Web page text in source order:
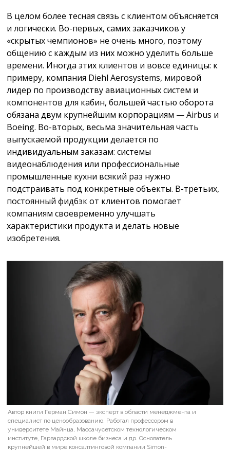
В целом более тесная связь с клиентом объясняется
и логически. Во-первых, самих заказчиков у
«скрытых чемпионов» не очень много, поэтому
общению с каждым из них можно уделить больше
времени. Иногда этих клиентов и вовсе единицы: к
примеру, компания Diehl Aerosystems, мировой
лидер по производству авиационных систем и
компонентов для кабин, большей частью оборота
обязана двум крупнейшим корпорациям — Airbus и
Boeing. Во-вторых, весьма значительная часть
выпускаемой продукции делается по
индивидуальным заказам: системы
видеонаблюдения или профессиональные
промышленные кухни всякий раз нужно
подстраивать под конкретные объекты. В-третьих,
постоянный фидбэк от клиентов помогает
компаниям своевременно улучшать
характеристики продукта и делать новые
изобретения.
Автор книги Герман Симон — эксперт в области менеджмента и
специалист по ценообразованию. Работал профессором в
университете Майнца, Массачусетском технологическом
институте, Гарвардской школе бизнеса и др. Основатель
крупнейшей в мире консалтинговой компании Simon-